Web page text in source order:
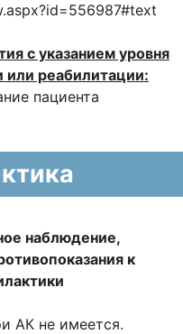
с указанием уровня
реабилитации:
пациента
наблюдение,
к
АК не имеется.